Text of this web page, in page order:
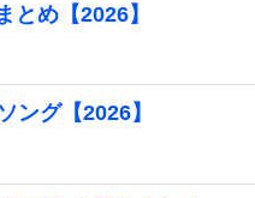
とめ【2026】
ング【2026】